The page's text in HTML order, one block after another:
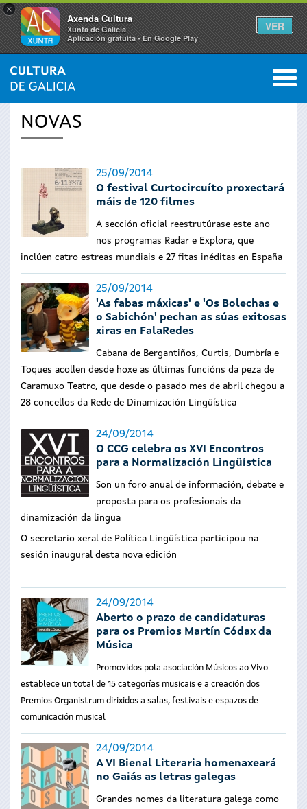
×
Axenda Cultura
Xunta de Galicia
Aplicación gratuíta - En Google Play
VER
Vostede
está
aquí
INICIO › ACTUALIDADE 0
NOVAS
25/09/2014
O festival Curtocircuíto proxectará
máis de 120 filmes
A sección oficial reestrutúrase este ano
nos programas Radar e Explora, que
inclúen catro estreas mundiais e 27 fitas inéditas en España
25/09/2014
'As fabas máxicas' e 'Os Bolechas e
o Sabichón' pechan as súas exitosas
xiras en FalaRedes
Cabana de Bergantiños, Curtis, Dumbría e
Toques acollen desde hoxe as últimas funcións da peza de
Caramuxo Teatro, que desde o pasado mes de abril chegou a
28 concellos da Rede de Dinamización Lingüística
24/09/2014
O CCG celebra os XVI Encontros
para a Normalización Lingüística
Son un foro anual de información, debate e
proposta para os profesionais da
dinamización da lingua
O secretario xeral de Política Lingüística participou na
sesión inaugural desta nova edición
24/09/2014
Aberto o prazo de candidaturas
para os Premios Martín Códax da
Música
Promovidos pola asociación Músicos ao Vivo
establece un total de 15 categorías musicais e a creación dos
Premios Organistrum dirixidos a salas, festivais e espazos de
comunicación musical
24/09/2014
A VI Bienal Literaria homenaxeará
no Gaiás as letras galegas
Grandes nomes da literatura galega como